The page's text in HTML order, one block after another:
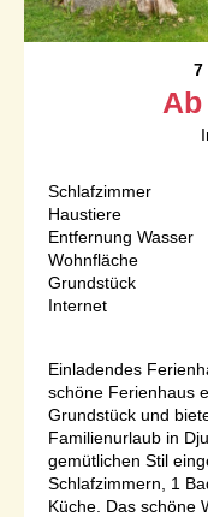
7
Ab
Schlafzimmer
Haustiere
Entfernung Wasser
Wohnfläche
Grundstück
Internet
Einladendes
schöne Ferienhaus
Grundstück und
Familienurlaub in
gemütlichen Stil
Schlafzimmern, 1
Küche. Das schöne